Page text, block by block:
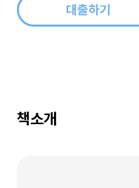
대출하기
책소개